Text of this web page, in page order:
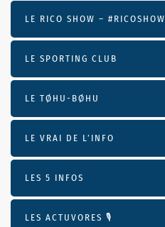
LE RICO SHOW – #RICOSHOW
LE SPORTING CLUB
LE TØHU-BØHU
LE VRAI DE L’INFO
LES 5 INFOS
LES ACTUVORES 🎙